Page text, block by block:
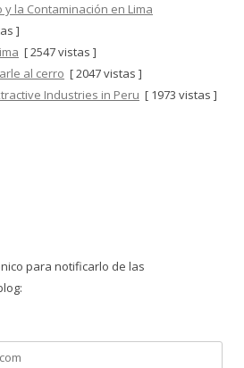
la Contaminación en Lima
]
[ 2547 vistas ]
al cerro [ 2047 vistas ]
Industries in Peru [ 1973 vistas ]
para notificarlo de las